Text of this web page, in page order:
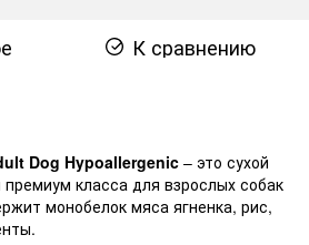
К сравнению
Dog Hypoallergenic – это сухой
класса для взрослых собак
монобелок мяса ягненка, рис,